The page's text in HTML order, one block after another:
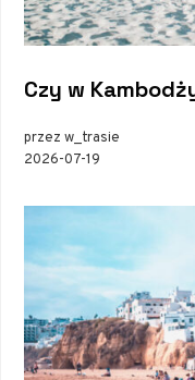
Czy w
przez w_trasie
2026-07-19